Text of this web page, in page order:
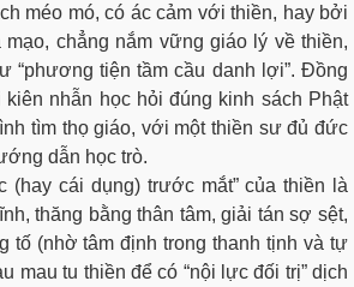
méo mó, có ác cảm với thiền, hay bởi
mạo, chẳng nắm vững giáo lý về thiền,
“phương tiện tầm cầu danh lợi”. Đồng
nhẫn học hỏi đúng kinh sách Phật
tìm thọ giáo, với một thiền sư đủ đức
dẫn học trò.
(hay cái dụng) trước mắt” của thiền là
thăng bằng thân tâm, giải tán sợ sệt,
tố (nhờ tâm định trong thanh tịnh và tự
mau tu thiền để có “nội lực đối trị” dịch